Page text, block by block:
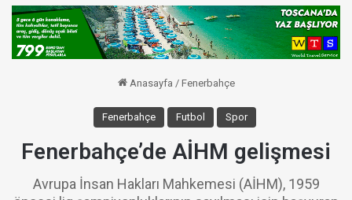
Anasayfa / Fenerbahçe
Fenerbahçe Futbol Spor
Fenerbahçe’de AİHM gelişmesi
Avrupa İnsan Hakları Mahkemesi (AİHM), 1959